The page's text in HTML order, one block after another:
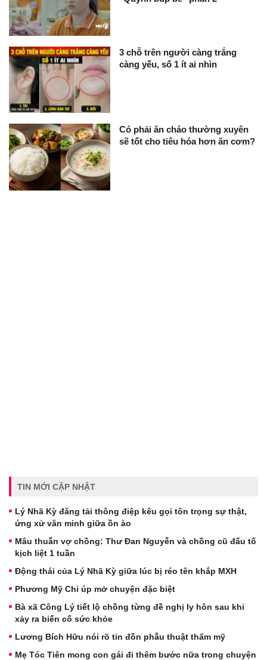
3 chỗ trên người càng trắng
càng yếu, số 1 ít ai nhìn
Có phải ăn cháo thường xuyên
sẽ tốt cho tiêu hóa hơn ăn cơm?
TIN MỚI CẬP NHẬT
Lý Nhã Kỳ đăng tải thông điệp kêu gọi tôn trọng sự thật,
ứng xử văn minh giữa ồn ào
Mâu thuẫn vợ chồng: Thư Đan Nguyễn và chồng cũ đấu tố
kịch liệt 1 tuần
Động thái của Lý Nhã Kỳ giữa lúc bị réo tên khắp MXH
Phương Mỹ Chi úp mở chuyện đặc biệt
Bà xã Công Lý tiết lộ chồng từng đề nghị ly hôn sau khi
xảy ra biến cố sức khỏe
Lương Bích Hữu nói rõ tin đồn phẫu thuật thẩm mỹ
Mẹ Tóc Tiên mong con gái đi thêm bước nữa trong chuyện